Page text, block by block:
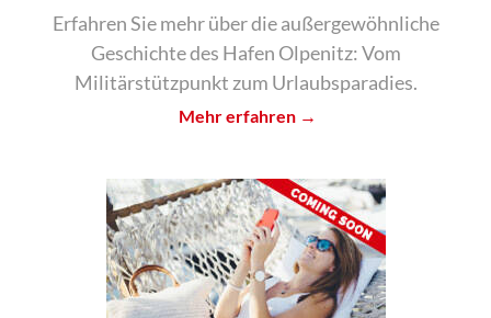
Erfahren Sie mehr über die außergewöhnliche
Geschichte des Hafen Olpenitz: Vom
Militärstützpunkt zum Urlaubsparadies.
Mehr erfahren →